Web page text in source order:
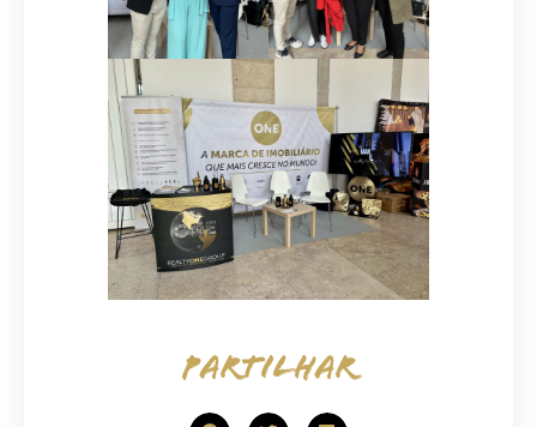
PARTILHAR